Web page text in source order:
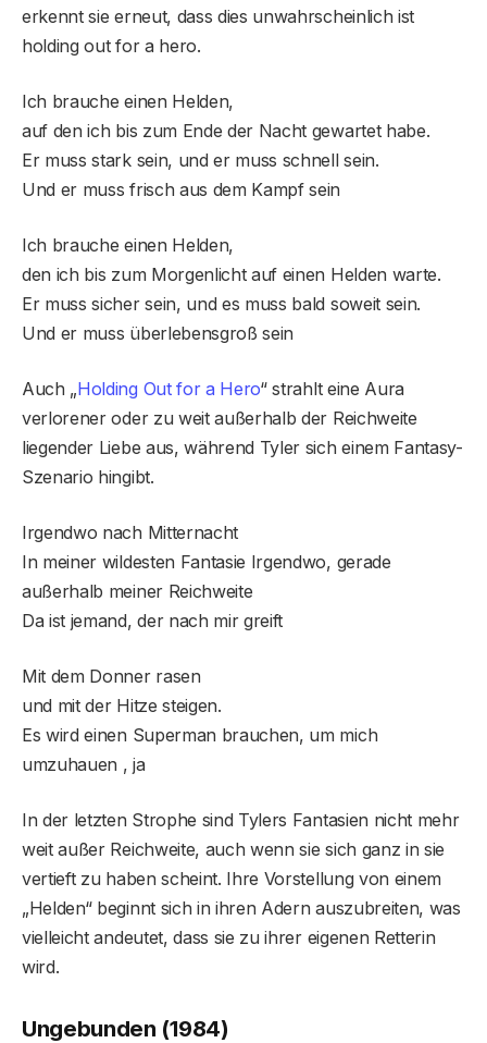
erkennt sie erneut, dass dies unwahrscheinlich ist
holding out for a hero.
Ich brauche einen Helden,
auf den ich bis zum Ende der Nacht gewartet habe.
Er muss stark sein, und er muss schnell sein.
Und er muss frisch aus dem Kampf sein
Ich brauche einen Helden,
den ich bis zum Morgenlicht auf einen Helden warte.
Er muss sicher sein, und es muss bald soweit sein.
Und er muss überlebensgroß sein
Auch „Holding Out for a Hero“ strahlt eine Aura
verlorener oder zu weit außerhalb der Reichweite
liegender Liebe aus, während Tyler sich einem Fantasy-
Szenario hingibt.
Irgendwo nach Mitternacht
In meiner wildesten Fantasie Irgendwo, gerade
außerhalb meiner Reichweite
Da ist jemand, der nach mir greift
Mit dem Donner rasen
und mit der Hitze steigen.
Es wird einen Superman brauchen, um mich
umzuhauen , ja
In der letzten Strophe sind Tylers Fantasien nicht mehr
weit außer Reichweite, auch wenn sie sich ganz in sie
vertieft zu haben scheint. Ihre Vorstellung von einem
„Helden“ beginnt sich in ihren Adern auszubreiten, was
vielleicht andeutet, dass sie zu ihrer eigenen Retterin
wird.
Ungebunden (1984)